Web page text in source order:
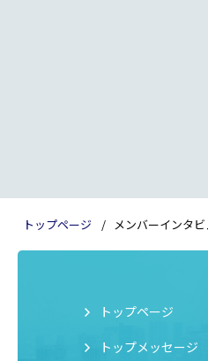
トップページ メンバーインタビ
トップページ
トップメッセージ